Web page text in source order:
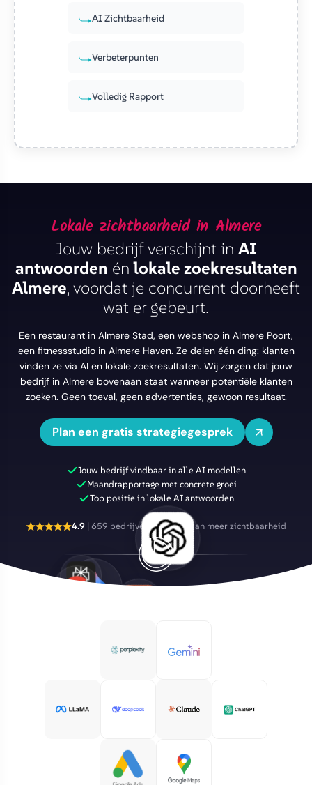
AI Zichtbaarheid
Verbeterpunten
Volledig Rapport
Lokale zichtbaarheid in Almere
Jouw bedrijf verschijnt in AI
antwoorden énlokale zoekresultaten
Almere, voordat je concurrent doorheeft
wat er gebeurt.
Een restaurant in Almere Stad, een webshop in Almere Poort,
een fitnessstudio in Almere Haven. Ze delen één ding: klanten
vinden ze via AI en lokale zoekresultaten. Wij zorgen dat jouw
bedrijf in Almere bovenaan staat wanneer potentiële klanten
zoeken. Geen toeval, geen advertenties, gewoon resultaat.
Plan een gratis strategiegesprek
Jouw bedrijf vindbaar in alle AI modellen
Maandrapportage met concrete groei
Top positie in lokale AI antwoorden
4.9| 659 bedrijven geholpen aan meer zichtbaarheid